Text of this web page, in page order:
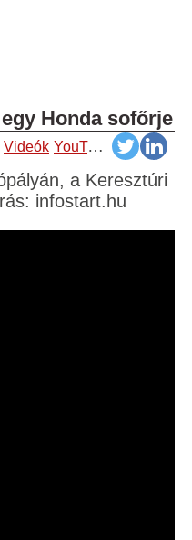
Honda sofőrje
Videók YouTube
a Keresztúri
infostart.hu